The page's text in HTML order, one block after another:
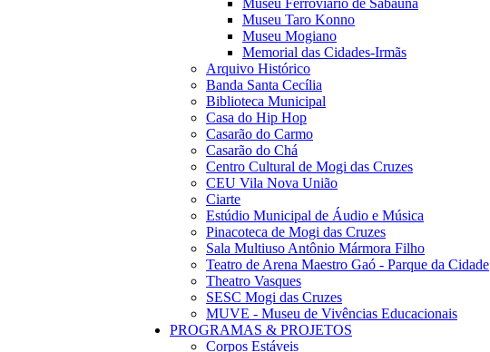
Museu Taro Konno
Museu Mogiano
Memorial das Cidades-Irmãs
Arquivo Histórico
Banda Santa Cecília
Biblioteca Municipal
Casa do Hip Hop
Casarão do Carmo
Casarão do Chá
Centro Cultural de Mogi das Cruzes
CEU Vila Nova União
Ciarte
Estúdio Municipal de Áudio e Música
Pinacoteca de Mogi das Cruzes
Sala Multiuso Antônio Mármora Filho
Teatro de Arena Maestro Gaó - Parque da Cidade
Theatro Vasques
SESC Mogi das Cruzes
MUVE - Museu de Vivências Educacionais
PROGRAMAS & PROJETOS
Corpos Estáveis